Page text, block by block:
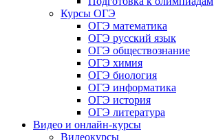
Курсы ОГЭ
ОГЭ математика
ОГЭ русский язык
ОГЭ обществознание
ОГЭ химия
ОГЭ биология
ОГЭ информатика
ОГЭ история
ОГЭ литература
Видео и онлайн-курсы
Видеокурсы